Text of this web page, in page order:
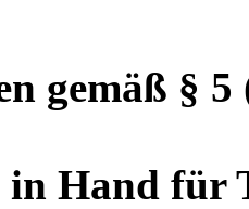
gemäß § 5
in Hand für